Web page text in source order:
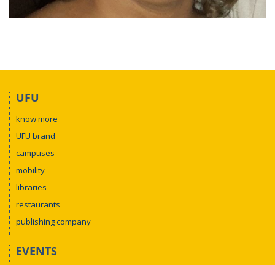
UFU
know more
UFU brand
campuses
mobility
libraries
restaurants
publishing company
EVENTS